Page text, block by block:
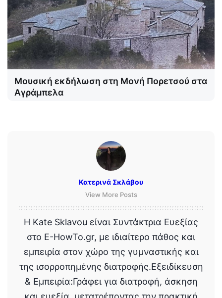
Μουσική εκδήλωση στη Μονή Πορετσού στα
Αγράμπελα
Κατερινά Σκλάβου
View More Posts
Η Kate Sklavou είναι Συντάκτρια Ευεξίας
στο E-HowTo.gr, με ιδιαίτερο πάθος και
εμπειρία στον χώρο της γυμναστικής και
της ισορροπημένης διατροφής.Εξειδίκευση
& Εμπειρία:Γράφει για διατροφή, άσκηση